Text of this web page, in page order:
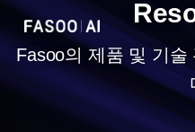
Fasoo의 제품 및 기술